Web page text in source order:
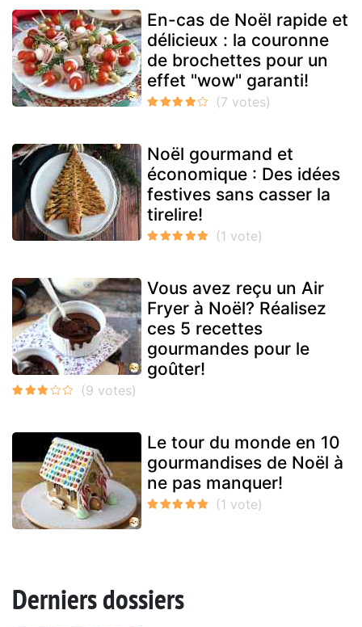
En-cas de Noël rapide et
délicieux : la couronne
de brochettes pour un
effet "wow" garanti!
Noël gourmand et
économique : Des idées
festives sans casser la
tirelire!
Vous avez reçu un Air
Fryer à Noël? Réalisez
ces 5 recettes
gourmandes pour le
goûter!
Le tour du monde en 10
gourmandises de Noël à
ne pas manquer!
Derniers dossiers